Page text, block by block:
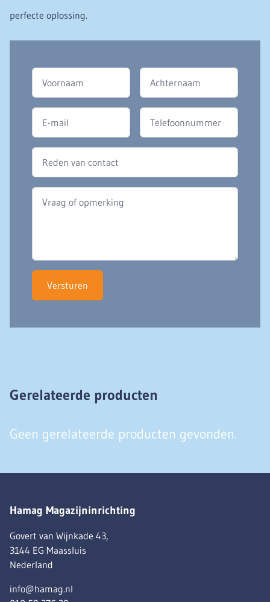
perfecte oplossing.
Versturen
Gerelateerde producten
Geen gerelateerde producten gevonden.
Hamag Magazijninrichting
Govert van Wijnkade 43,
3144 EG Maassluis
Nederland
info@hamag.nl